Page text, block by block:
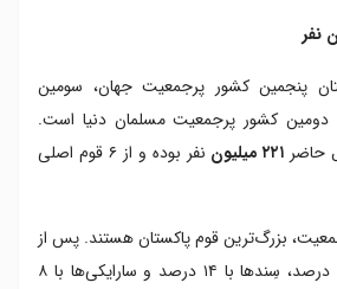
پنجمین کشور پرجمعیت جهان، سومین
دومین کشور پرجمعیت مسلمان دنیا است.
حاضر ۲۲۱ میلیون
نفر بوده و از ۶ قوم اصلی
۴۵ درصد جمعیت، بزرگ‌ترین قوم پاکستان هستند. پس از
پنجابی‌ها، پشتوها با ۱۵ درصد، سِندها با ۱۴ درصد و سارایکی‌ها با ۸